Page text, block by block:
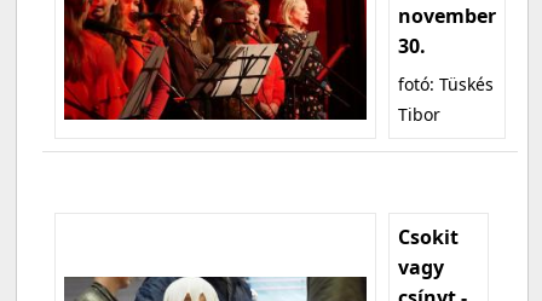
november
30.
fotó: Tüskés
Tibor
Csokit
vagy